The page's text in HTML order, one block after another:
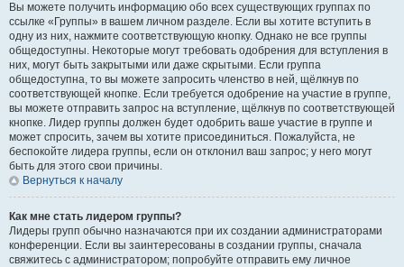
Вы можете получить информацию обо всех существующих группах по
ссылке «Группы» в вашем личном разделе. Если вы хотите вступить в
одну из них, нажмите соответствующую кнопку. Однако не все группы
общедоступны. Некоторые могут требовать одобрения для вступления в
них, могут быть закрытыми или даже скрытыми. Если группа
общедоступна, то вы можете запросить членство в ней, щёлкнув по
соответствующей кнопке. Если требуется одобрение на участие в группе,
вы можете отправить запрос на вступление, щёлкнув по соответствующей
кнопке. Лидер группы должен будет одобрить ваше участие в группе и
может спросить, зачем вы хотите присоединиться. Пожалуйста, не
беспокойте лидера группы, если он отклонил ваш запрос; у него могут
быть для этого свои причины.
Вернуться к началу
Как мне стать лидером группы?
Лидеры групп обычно назначаются при их создании администраторами
конференции. Если вы заинтересованы в создании группы, сначала
свяжитесь с администратором; попробуйте отправить ему личное